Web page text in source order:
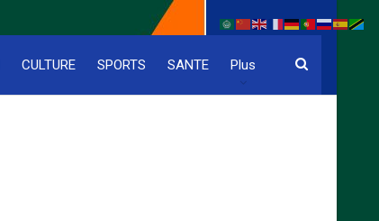
CULTURE SPORTS SANTE Plus